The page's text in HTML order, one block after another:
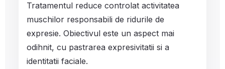
Tratamentul reduce controlat activitatea
muschilor responsabili de ridurile de
expresie. Obiectivul este un aspect mai
odihnit, cu pastrarea expresivitatii si a
identitatii faciale.